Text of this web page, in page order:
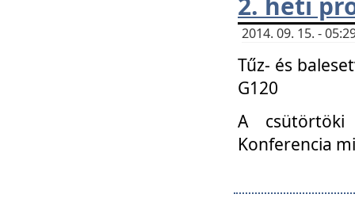
2014. 09. 15. -
Tűz- és
G120
A csütörtöki
Konferencia